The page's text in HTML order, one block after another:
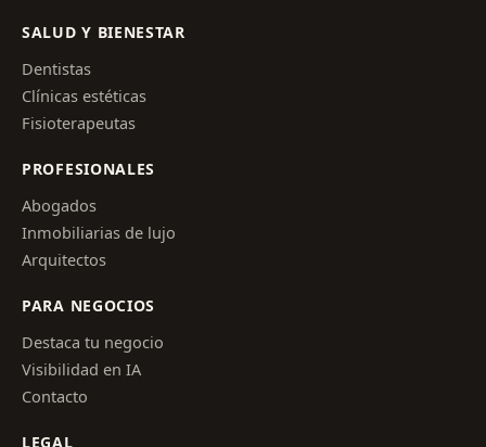
SALUD Y BIENESTAR
Dentistas
Clínicas estéticas
Fisioterapeutas
PROFESIONALES
Abogados
Inmobiliarias de lujo
Arquitectos
PARA NEGOCIOS
Destaca tu negocio
Visibilidad en IA
Contacto
LEGAL